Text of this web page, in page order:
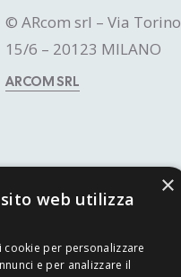
© ARcom srl – Via Torino
15/6 – 20123 MILANO
ARCOM SRL
×
web utilizza
cookie per personalizzare
e per analizzare il